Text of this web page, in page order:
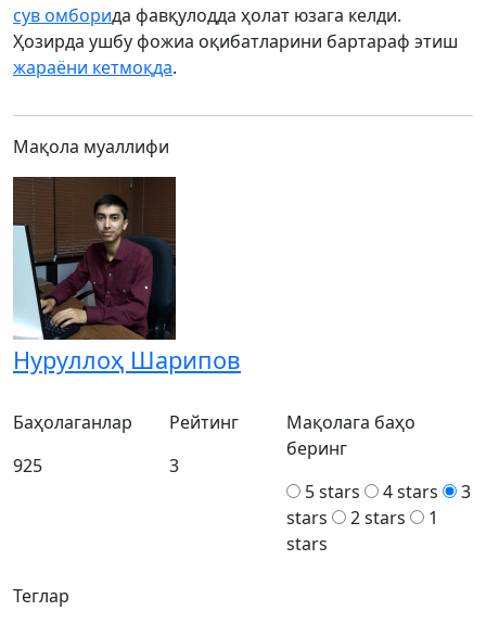
сув омборида фавқулодда ҳолат юзага келди.
Ҳозирда ушбу фожиа оқибатларини бартараф этиш
жараёни кетмоқда.
Мақола муаллифи
Нуруллоҳ Шарипов
Теглар
Баҳолаганлар
925
Рейтинг
3
Мақолага баҳо
беринг
5 stars
4 stars
3
stars
2 stars
1
stars